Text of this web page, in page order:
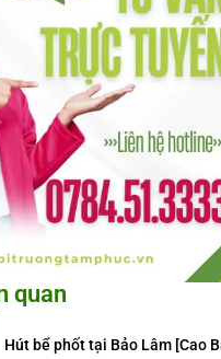
quan
Hút bể phốt tại Bảo Lâm [Cao